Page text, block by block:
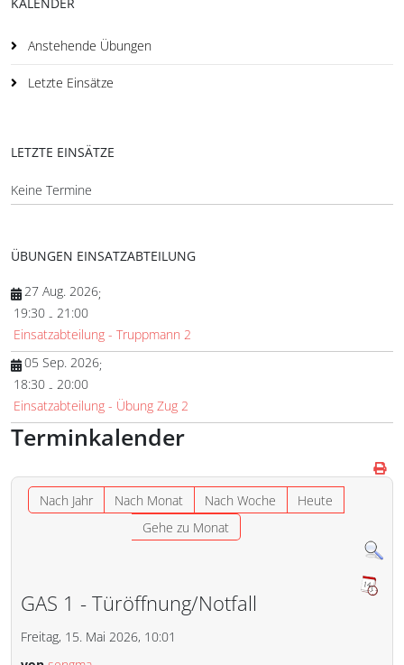
Anstehende Übungen
Letzte Einsätze
LETZTE EINSÄTZE
Keine Termine
ÜBUNGEN EINSATZABTEILUNG
27 Aug. 2026;
19:30 - 21:00
Einsatzabteilung - Truppmann 2
05 Sep. 2026;
18:30 - 20:00
Einsatzabteilung - Übung Zug 2
Terminkalender
Nach Jahr Nach Monat Nach Woche
Heute
Gehe zu Monat
GAS 1 - Türöffnung/Notfall
Freitag, 15. Mai 2026, 10:01